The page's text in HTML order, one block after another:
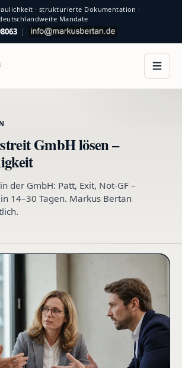
· strukturierte Dokumentation ·
Mandate
|
GmbH lösen –
der GmbH: Patt, Exit, Not-GF –
14–30 Tagen. Markus Bertan